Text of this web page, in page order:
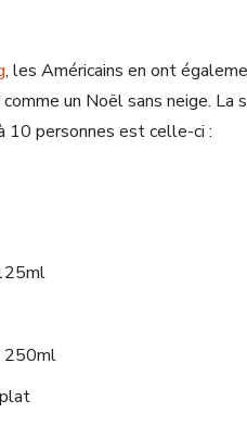
, les Américains en ont
un Noël sans neige.
10 personnes est celle-ci :
250ml